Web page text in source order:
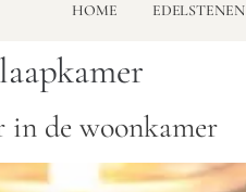
HOME EDELSTENEN
in de woonkamer